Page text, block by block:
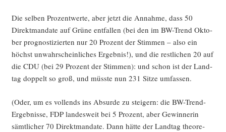
Die sel­ben Pro­zent­wer­te, aber jetzt die Annah­me, dass 50
Direkt­man­da­te auf Grü­ne ent­fal­len (bei den im BW-Trend Okto­
ber pro­gnos­ti­zier­ten nur 20 Pro­zent der Stim­men – also ein
höchst unwahr­schein­li­ches Ergeb­nis!), und die rest­li­chen 20 auf
die CDU (bei 29 Pro­zent der Stim­men): und schon ist der Land­
tag dop­pelt so groß, und müss­te nun 231 Sit­ze umfassen.
(Oder, um es voll­ends ins Absur­de zu stei­gern: die BW-Trend-
Ergeb­nis­se, FDP lan­des­weit bei 5 Pro­zent, aber Gewin­ne­rin
sämt­li­cher 70 Direkt­man­da­te. Dann hät­te der Land­tag theo­re­